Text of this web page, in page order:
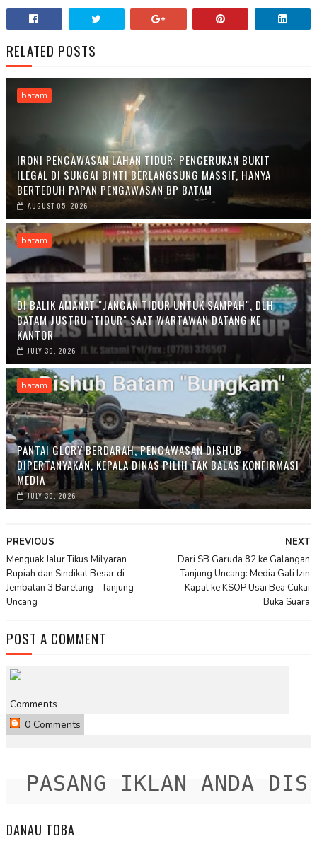
RELATED POSTS
batam
IRONI PENGAWASAN LAHAN TIDUR: PENGERUKAN BUKIT
ILEGAL DI SUNGAI BINTI BERLANGSUNG MASSIF, HANYA
BERTEDUH PAPAN PENGAWASAN BP BATAM
AUGUST 05, 2026
batam
DI BALIK AMANAT "JANGAN TIDUR UNTUK SAMPAH", DLH
BATAM JUSTRU "TIDUR" SAAT WARTAWAN DATANG KE
KANTOR
JULY 30, 2026
batam
PANTAI GLORY BERDARAH, PENGAWASAN DISHUB
DIPERTANYAKAN, KEPALA DINAS PILIH TAK BALAS KONFIRMASI
MEDIA
JULY 30, 2026
NEXT
Dari SB Garuda 82 ke Galangan
Tanjung Uncang: Media Gali Izin
Kapal ke KSOP Usai Bea Cukai
Buka Suara
PREVIOUS
Menguak Jalur Tikus Milyaran
Rupiah dan Sindikat Besar di
Jembatan 3 Barelang - Tanjung
Uncang
POST A COMMENT
Comments
0 Comments
IKLAN ANDA DISINI
DANAU TOBA